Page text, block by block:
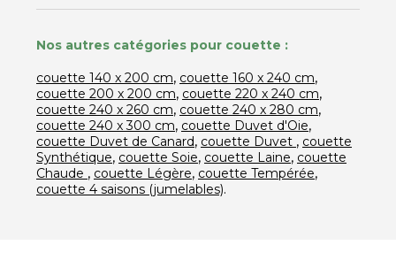
Nos autres catégories pour couette :
couette 140 x 200 cm, couette 160 x 240 cm,
couette 200 x 200 cm, couette 220 x 240 cm,
couette 240 x 260 cm, couette 240 x 280 cm,
couette 240 x 300 cm, couette Duvet d'Oie,
couette Duvet de Canard, couette Duvet , couette
Synthétique, couette Soie, couette Laine, couette
Chaude , couette Légère, couette Tempérée,
couette 4 saisons (jumelables).